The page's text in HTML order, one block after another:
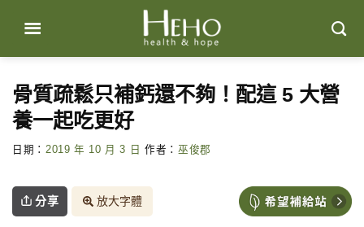
content
骨質疏鬆只補鈣還不夠！配這 5 大營
養一起吃更好
日期： 2019 年 10 月 3 日 作者： 巫俊郡
分享 放大字體